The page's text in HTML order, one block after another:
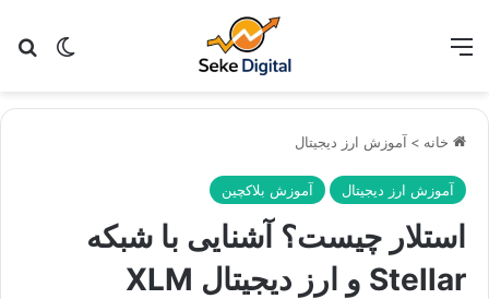
تغییر منو
خانه > آموزش ارز دیجیتال
آموزش ارز دیجیتال آموزش بلاکچین
استلار چیست؟ آشنایی با شبکه
Stellar و ارز دیجیتال XLM